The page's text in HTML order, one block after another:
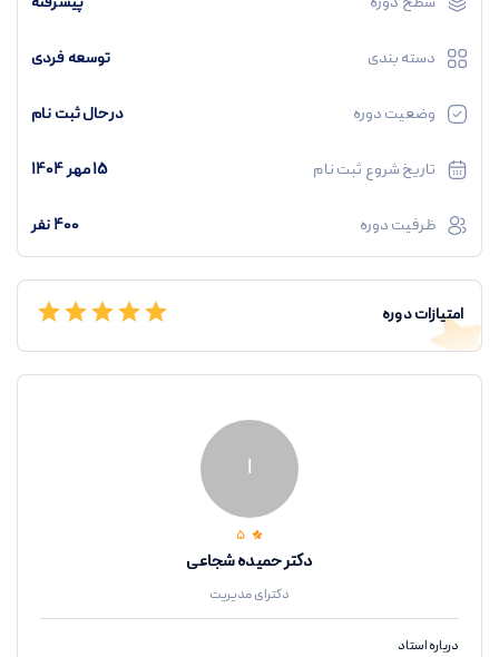
دسته بندی توسعه فردی
وضعیت دوره درحال ثبت نام
تاریخ شروع ثبت نام 15 مهر 1404
ظرفیت دوره 400 نفر
امتیازات دوره
ا
5
دکتر حمیده شجاعی
دکترای مدیریت
درباره استاد